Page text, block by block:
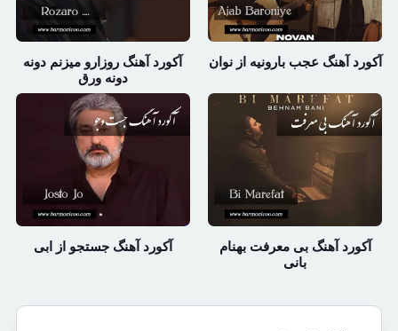
آکورد آهنگ عجب بارونیه از نوان
آکورد آهنگ روزارو میزنم دونه
دونه ورق
آکورد آهنگ بی معرفت بهنام
بانی
آکورد آهنگ جستجو از ابی